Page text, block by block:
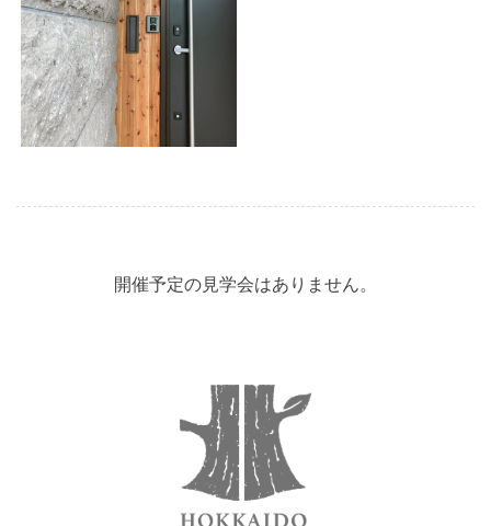
開催予定の見学会はありません。